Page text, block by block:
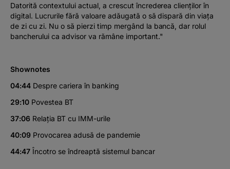
Datorită contextului actual, a crescut încrederea clienților în
digital. Lucrurile fără valoare adăugată o să dispară din viața
de zi cu zi. Nu o să pierzi timp mergând la bancă, dar rolul
bancherului ca advisor va rămâne important."
Shownotes
04:44Despre cariera în banking
29:10Povestea BT
37:06Relația BT cu IMM-urile
40:09Provocarea adusă de pandemie
44:47Încotro se îndreaptă sistemul bancar